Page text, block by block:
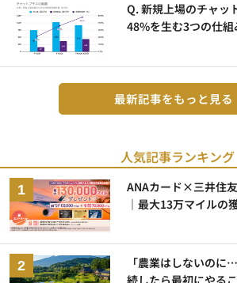
Q. 新規上場のチャッ
48%を生む3つの仕組
最新記事をもっと見る
人気記事ランキング
ANAカード×三井住
｜最大13万マイルの
「農業はしないの